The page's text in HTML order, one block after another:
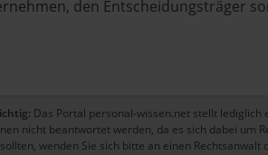
den Entscheidungsträger
Das Portal personal-wissen.net stellt
nicht beantwortet werden, da es sich dabei um
sollten, wenden Sie sich bitte an einen